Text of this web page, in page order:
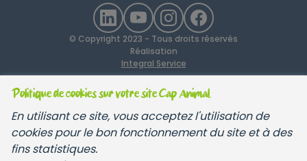
Politique de cookies sur votre site Cap Animal.
En utilisant ce site, vous acceptez l'utilisation de
cookies pour le bon fonctionnement du site et à des
fins statistiques.
© Copyright 2023 - Tous droits réservés
Réalisation
Integral Service